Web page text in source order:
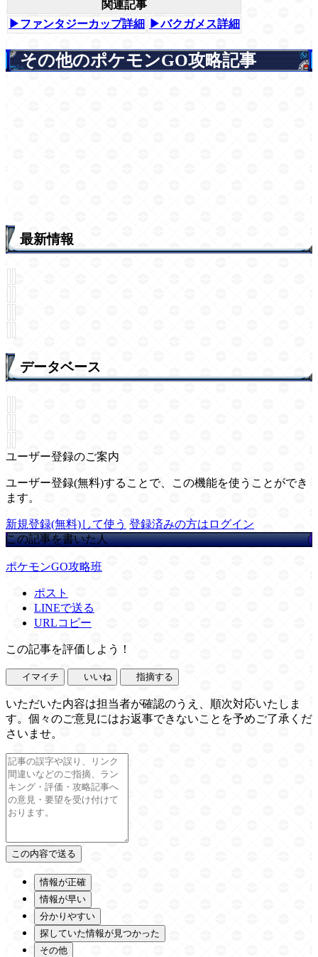
関連記事
▶ファンタジーカップ詳細
▶バクガメス詳細
その他のポケモンGO攻略記事
最新情報
データベース
ユーザー登録のご案内
ユーザー登録(無料)することで、この機能を使うことができ
ます。
新規登録(無料)して使う 登録済みの方はログイン
この記事を書いた人
ポケモンGO攻略班
ポスト
LINEで送る
URLコピー
この記事を評価しよう！
イマイチ いいね 指摘する
いただいた内容は担当者が確認のうえ、順次対応いたしま
す。個々のご意見にはお返事できないことを予めご了承くだ
さいませ。
情報が正確
情報が早い
分かりやすい
探していた情報が見つかった
その他